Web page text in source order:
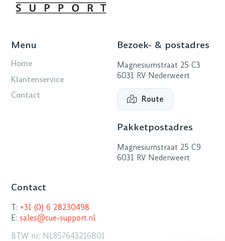
Menu
Home
Klantenservice
Contact
Bezoek- & postadres
Magnesiumstraat 25 C3
6031 RV Nederweert
Route
Pakketpostadres
Magnesiumstraat 25 C9
6031 RV Nederweert
Contact
T: +31 (0) 6 28230498
E:sales@cue-support.nl
BTW nr: NL857643216B01